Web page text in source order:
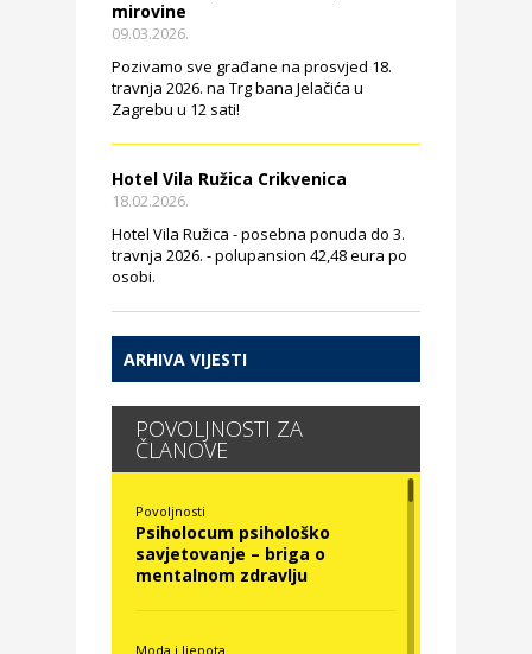
mirovine
09.03.2026.
Pozivamo sve građane na prosvjed 18.
travnja 2026. na Trg bana Jelačića u
Zagrebu u 12 sati!
Hotel Vila Ružica Crikvenica
18.02.2026.
Hotel Vila Ružica - posebna ponuda do 3.
travnja 2026. - polupansion 42,48 eura po
osobi.
ARHIVA VIJESTI
POVOLJNOSTI ZA
ČLANOVE
Povoljnosti
Psiholocum psihološko
savjetovanje – briga o
mentalnom zdravlju
Moda i ljepota